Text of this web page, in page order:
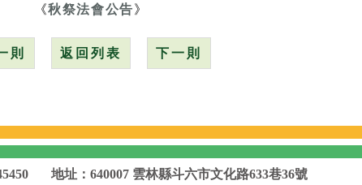
《秋祭法會公告》
則 返回列表 下一則
地址：640007 雲林縣斗六市文化路633巷36號